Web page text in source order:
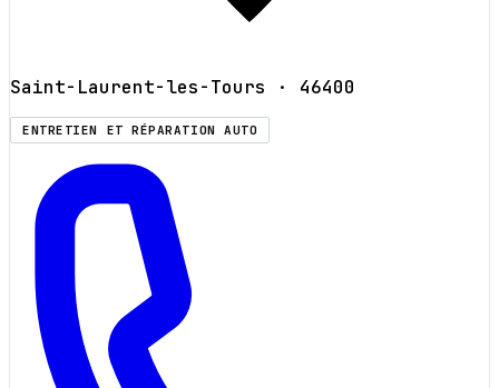
Saint-Laurent-les-Tours · 46400
ENTRETIEN ET RÉPARATION AUTO